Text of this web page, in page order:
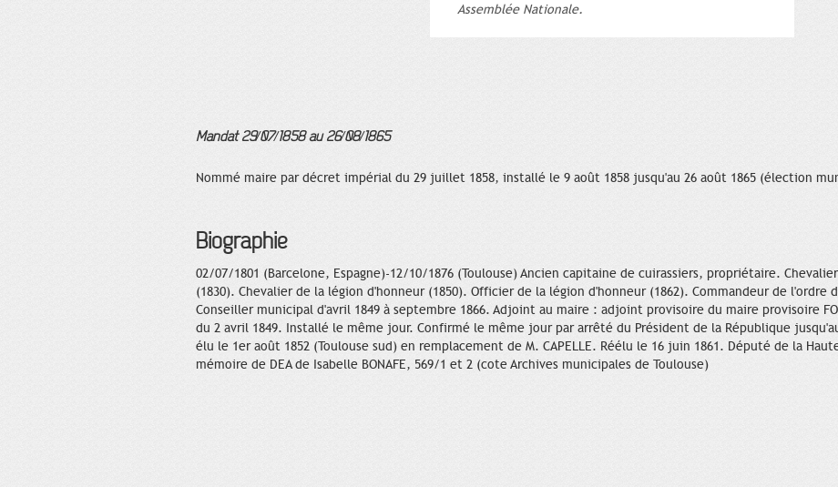
Assemblée Nationale.
Mandat 29/07/1858 au 26/08/1865
Nommé maire par décret impérial du 29 juillet 1858, installé le 9 août 1858 jusqu'au 26 août 1865 (élection
Biographie
02/07/1801 (Barcelone, Espagne)-12/10/1876 (Toulouse) Ancien capitaine de cuirassiers, propriétaire.
(1830). Chevalier de la légion d'honneur (1850). Officier de la légion d'honneur (1862). Commandeur de l'ordre
Conseiller municipal d'avril 1849 à septembre 1866. Adjoint au maire : adjoint provisoire du maire provisoire
du 2 avril 1849. Installé le même jour. Confirmé le même jour par arrêté du Président de la République
élu le 1er août 1852 (Toulouse sud) en remplacement de M. CAPELLE. Réélu le 16 juin 1861. Député de la
mémoire de DEA de Isabelle BONAFE, 569/1 et 2 (cote Archives municipales de Toulouse)